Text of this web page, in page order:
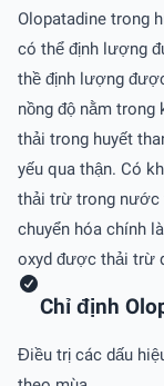
Olopatadine trong
có thể định lượng
thề định lượng
nồng độ nằm trong
thải trong huyết
yếu qua thận. Có
thải trừ trong nước
chuyển hóa chính
oxyd được thải trừ
Chỉ định
Điều trị các dấu